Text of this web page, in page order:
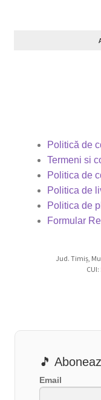
Politică de
Termeni si
Politica de
Politica de
Politica de
Formular
Jud. Timiș,
🎵
Email